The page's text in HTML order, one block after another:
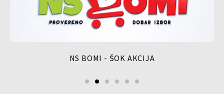
NS BOMI - ŠOK AKCIJA